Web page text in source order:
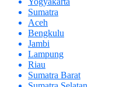
Sumatra
Aceh
Bengkulu
Jambi
Lampung
Riau
Sumatra Barat